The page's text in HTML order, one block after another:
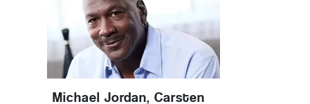
Michael Jordan, Carsten